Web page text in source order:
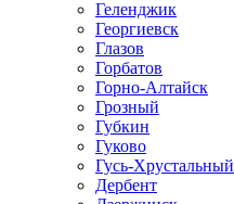
Геленджик
Георгиевск
Глазов
Горбатов
Горно-Алтайск
Грозный
Губкин
Гуково
Гусь-Хрустальный
Дербент